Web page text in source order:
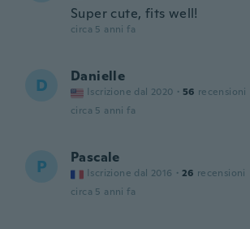
Super cute, fits well!
circa 5 anni fa
D Danielle
Iscrizione dal 2020 · 56 recensioni
circa 5 anni fa
P Pascale
Iscrizione dal 2016 · 26 recensioni
circa 5 anni fa